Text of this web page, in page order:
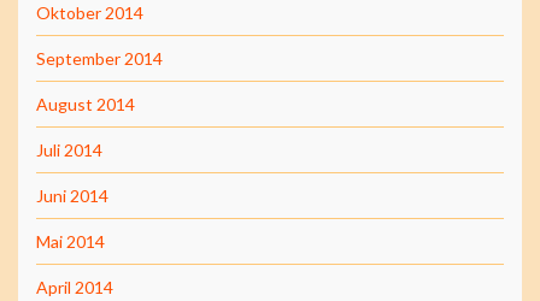
Oktober 2014
September 2014
August 2014
Juli 2014
Juni 2014
Mai 2014
April 2014